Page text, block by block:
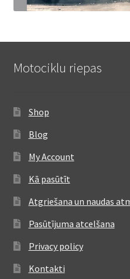
Motociklu riepas
Shop
Blog
My Account
Kā pasūtīt
Atgriešana un naudas
Pasūtījuma atcelšana
Privacy policy
Kontakti